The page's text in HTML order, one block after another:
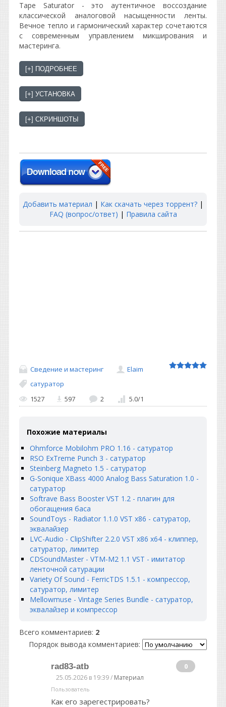
Tape Saturator - это аутентичное воссоздание
классической аналоговой насыщенности ленты.
Вечное тепло и гармонический характер сочетаются
с современным управлением микширования и
мастеринга.
Добавить материал | Как скачать через торрент? |
FAQ (вопрос/ответ) | Правила сайта
Сведение и мастеринг
Elaim
сатуратор
1527
597 2 5.0/1
Похожие материалы
Ohmforce Mobilohm PRO 1.16 - сатуратор
RSO ExTreme Punch 3 - сатуратор
Steinberg Magneto 1.5 - сатуратор
G-Sonique XBass 4000 Analog Bass Saturation 1.0 -
сатуратор
Softrave Bass Booster VST 1.2 - плагин для
обогащения баса
SoundToys - Radiator 1.1.0 VST x86 - сатуратор,
эквалайзер
LVC-Audio - ClipShifter 2.2.0 VST x86 x64 - клиппер,
сатуратор, лимитер
CDSoundMaster - VTM-M2 1.1 VST - имитатор
ленточной сатурации
Variety Of Sound - FerricTDS 1.5.1 - компрессор,
сатуратор, лимитер
Mellowmuse - Vintage Series Bundle - сатуратор,
эквалайзер и компрессор
Всего комментариев: 2
Порядок вывода комментариев:
rad83-atb
25.05.2026 в 19:39 / Материал
Пользователь
Как его зарегестрировать?
0